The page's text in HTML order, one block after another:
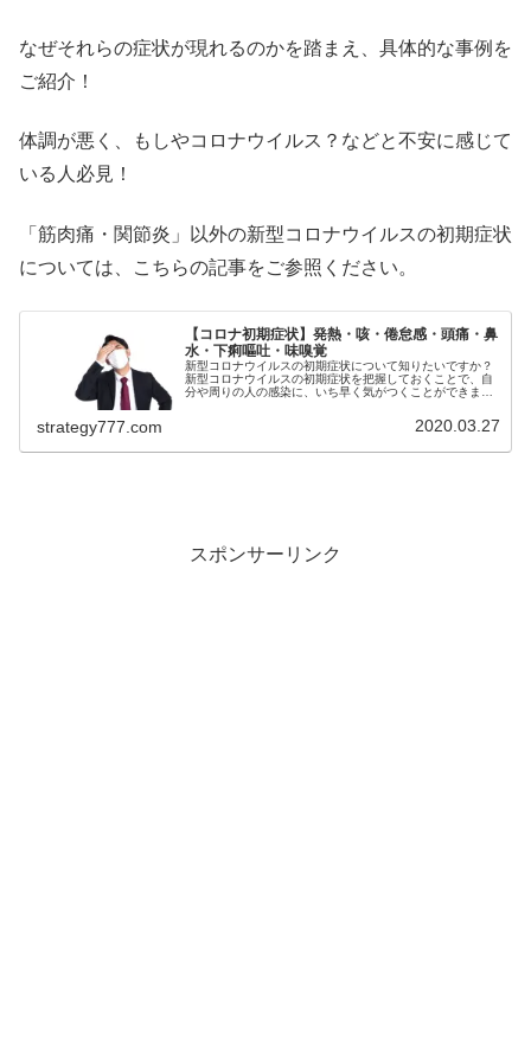
なぜそれらの症状が現れるのかを踏まえ、具体的な事例を
ご紹介！
体調が悪く、もしやコロナウイルス？などと不安に感じて
いる人必見！
「筋肉痛・関節炎」以外の新型コロナウイルスの初期症状
については、こちらの記事をご参照ください。
【コロナ初期症状】発熱・咳・倦怠感・頭痛・鼻
水・下痢嘔吐・味嗅覚
新型コロナウイルスの初期症状について知りたいですか？
新型コロナウイルスの初期症状を把握しておくことで、自
分や周りの人の感染に、いち早く気がつくことができま
strategy777.com 2020.03.27
スポンサーリンク